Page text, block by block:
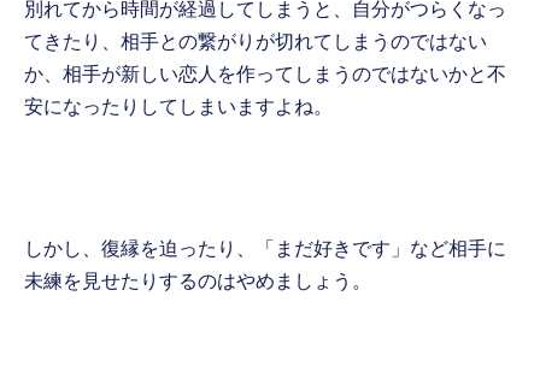
別れてから時間が経過してしまうと、自分がつらくなっ
てきたり、相手との繋がりが切れてしまうのではない
か、相手が新しい恋人を作ってしまうのではないかと不
安になったりしてしまいますよね。
しかし、復縁を迫ったり、「まだ好きです」など相手に
未練を見せたりするのはやめましょう。